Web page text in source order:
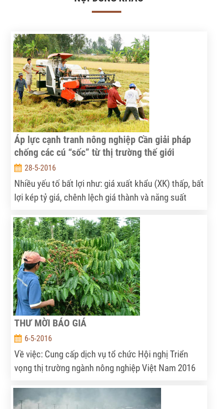
Áp lực cạnh tranh nông nghiệp Cần giải pháp
chống các cú “sốc” từ thị trường thế giới
28-5-2016
Nhiều yếu tố bất lợi như: giá xuất khẩu (XK) thấp, bất
lợi kép tỷ giá, chênh lệch giá thành và năng suất
thu hẹp… đang khiến sức cạnh tranh của nông sản
Việt Nam yếu đi. Theo nhiều chuyên gia, để phát
triển nông nghiệp Việt Nam bền vững, mấu chốt phải
là tăng chất lượng nông sản, đồng thời khẩn cấp có
những đối sách để chống các cú “sốc” từ thị trường
thế giới.
THƯ MỜI BÁO GIÁ
6-5-2016
Về việc: Cung cấp dịch vụ tổ chức Hội nghị Triển
vọng thị trường ngành nông nghiệp Việt Nam 2016